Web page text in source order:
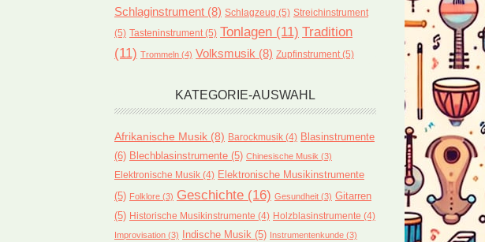
Schlaginstrument (8) Schlagzeug (5) Streichinstrument
(5) Tasteninstrument(5) Tonlagen (11) Tradition
(11) Trommeln (4) Volksmusik (8) Zupfinstrument(5)
KATEGORIE-AUSWAHL
Afrikanische Musik (8) Barockmusik (4) Blasinstrumente
(6) Blechblasinstrumente (5) Chinesische Musik (3)
Elektronische Musik (4) Elektronische Musikinstrumente
(5) Folklore (3) Geschichte (16) Gesundheit (3) Gitarren
(5) Historische Musikinstrumente (4) Holzblasinstrumente (4)
Improvisation (3) Indische Musik (5) Instrumentenkunde (3)